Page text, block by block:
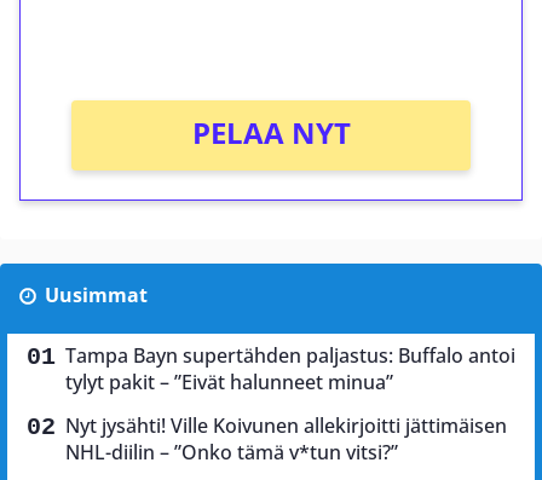
PELAA NYT
Uusimmat
Tampa Bayn supertähden paljastus: Buffalo antoi
tylyt pakit – ”Eivät halunneet minua”
Nyt jysähti! Ville Koivunen allekirjoitti jättimäisen
NHL-diilin – ”Onko tämä v*tun vitsi?”